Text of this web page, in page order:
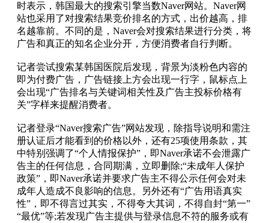
时表示，韩国最大的搜索引擎当数Naver网站。Naver网
站也采用了对搜索结果竞价排名的方式，出价越高，排
名越靠前。不同的是，Naver会对搜索结果进行分类，将
广告和真正的知名企业分开，方便消费者自行判断。
记者尝试搜索某韩国医院后发现，背景为淡粉色内容的
即为付费广告，广告链接上方会出现一行字，鼠标点上
会出现“广告排名与关键词相关性及广告主投标价格有
关”字样来提醒消费者。
记者登录“Naver搜索广告”网站发现，除指导说明和需注
册认证后才能看到的价格以外，还有25项使用条款，其
中特别强调了“个人情报保护”，即Naver承诺不会泄露广
告主的任何信息，合同期满，立即删除;“未成年人保护
政策”，即Naver承诺并要求广告主不得公示任何会对未
成年人造成不良影响的信息。另外还有“广告用语真实
性”，即不得言过其实，不得夸大其词，不得自封“第一”
“最优”等;若发现广告主提供与登录信息不符的服务或有